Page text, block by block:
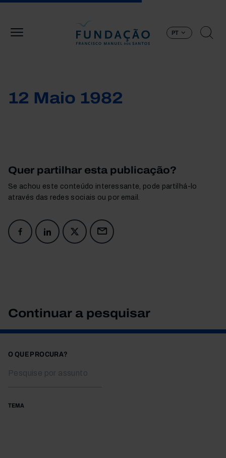
PT
12 Maio 1982
Quer partilhar esta publicação?
Se achou este conteúdo interessante, pode partilhá-lo
através das redes sociais ou por email.
Continuar a pesquisar
O QUE PROCURA?
TEMA